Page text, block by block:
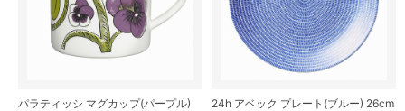
パラティッシ マグカップ(パープル)
24h アベック プレート(ブルー) 26cm